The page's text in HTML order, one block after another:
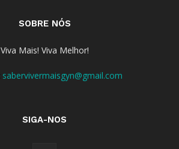
SOBRE NÓS
Viva Mais! Viva Melhor!
sabervivermaisgyn@gmail.com
SIGA-NOS